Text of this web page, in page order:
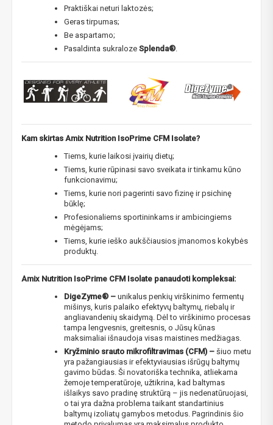
Praktiškai neturi laktozės;
Geras tirpumas;
Be aspartamo;
Pasaldinta sukraloze Splenda®
Kam skirtas Amix Nutrition IsoPrime CFM Isolate?
Tiems, kurie laikosi įvairių dietų;
Tiems, kurie rūpinasi savo sveikata ir tinkamu kūno
funkcionavimu;
Tiems, kurie nori pagerinti savo fizinę ir psichinę
būklę;
Profesionaliems sportininkams ir ambicingiems
mėgėjams;
Tiems, kurie ieško aukščiausios įmanomos kokybės
produktų.
Amix Nutrition IsoPrime CFM Isolate panaudoti kompleksai:
DigeZyme® – unikalus penkių virškinimo fermentų
mišinys, kuris palaiko efektyvų baltymų, riebalų ir
angliavandenių skaidymą. Dėl to virškinimo procesas
tampa lengvesnis, greitesnis, o Jūsų kūnas
maksimaliai išnaudoja visas maistines medžiagas.
Kryžminio srauto mikrofiltravimas (CFM) – šiuo metu
yra pažangiausias ir efektyviausias išrūgų baltymų
gavimo būdas. Ši novatoriška technika, atliekama
žemoje temperatūroje, užtikrina, kad baltymas
išlaikys savo pradinę struktūrą – jis nedenatūruojasi,
o tai yra dažna problema taikant standartinius
baltymų izoliatų gamybos metodus. Pagrindinis šio